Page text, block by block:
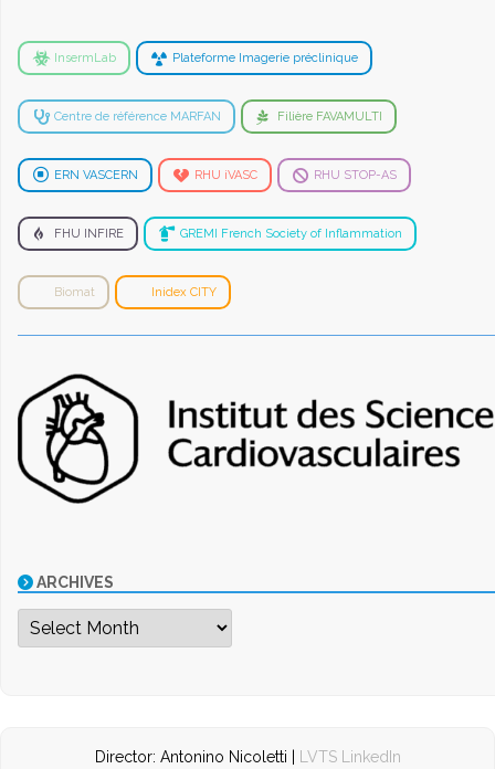
InsermLab Plateforme Imagerie préclinique
Centre de référence MARFAN Filière FAVAMULTI
ERN VASCERN RHU iVASC RHU STOP-AS
FHU INFIRE GREMI French Society of Inflammation
Biomat Inidex CITY
ARCHIVES
Archives
Director: Antonino Nicoletti | LVTS LinkedIn